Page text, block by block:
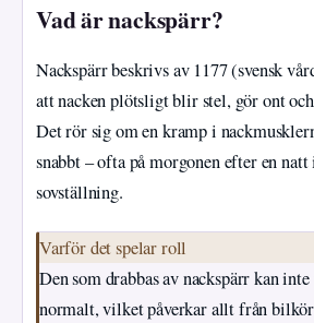
Vad är nackspärr?
Nackspärr beskrivs av 1177 (svensk
att nacken plötsligt blir stel, gör ont
Det rör sig om en kramp i
snabbt – ofta på morgonen efter en
sovställning.
Varför det spelar roll
Den som drabbas av nackspärr kan
normalt, vilket påverkar allt från